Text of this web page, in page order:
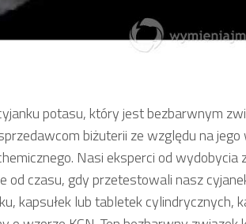
potasu, który jest bezbarwnym
biżuterii ze względu na
Nasi eksperci od wydobycia
od czasu, gdy przetestowali nasz
kapsułek lub tabletek cylindrycznych,